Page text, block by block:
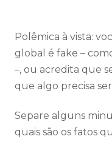
Polêmica à vista:
global é fake –
–, ou acredita que
que algo precisa
Separe alguns
quais são os fatos